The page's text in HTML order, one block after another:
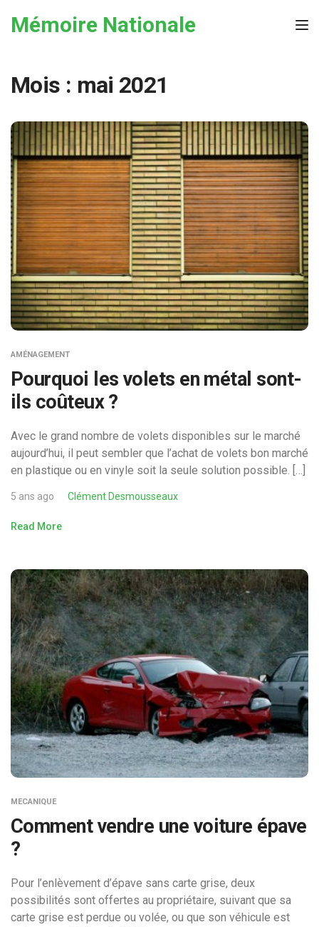
Mémoire Nationale
Mois : mai 2021
AMÉNAGEMENT
Pourquoi les volets en métal sont-
ils coûteux ?
Avec le grand nombre de volets disponibles sur le marché
aujourd’hui, il peut sembler que l’achat de volets bon marché
en plastique ou en vinyle soit la seule solution possible. […]
5 ans ago Clément Desmousseaux
Read More
MECANIQUE
Comment vendre une voiture épave
?
Pour l’enlèvement d’épave sans carte grise, deux
possibilités sont offertes au propriétaire, suivant que sa
carte grise est perdue ou volée, ou que son véhicule est